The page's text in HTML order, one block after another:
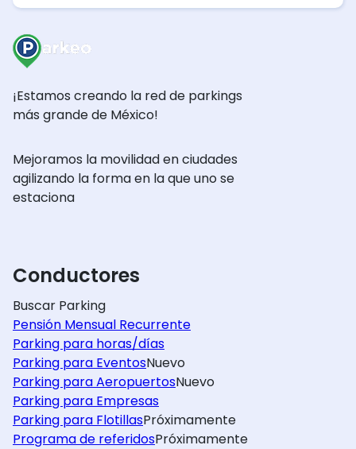
¡Estamos creando la red de parkings
más grande de México!
Mejoramos la movilidad en ciudades
agilizando la forma en la que uno se
estaciona
Conductores
Buscar Parking
Pensión Mensual Recurrente
Parking para horas/días
Parking para EventosNuevo
Parking para AeropuertosNuevo
Parking para Empresas
Parking para FlotillasPróximamente
Programa de referidosPróximamente